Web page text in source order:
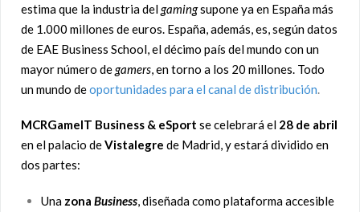
estima que la industria delgamingsupone ya en España más
de 1.000 millones de euros. España, además, es, según datos
de EAE Business School, el décimo país del mundo con un
mayor número degamers, en torno a los 20 millones. Todo
un mundo deoportunidades para el canal de distribución.
MCRGameIT Business & eSport se celebrará el 28 de abril
en el palacio deVistalegre de Madrid, y estará dividido en
dos partes:
Una zona Business, diseñada como plataforma accesible